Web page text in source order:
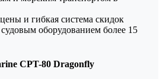
и гибкая система скидок
оборудованием более 15
CPT-80 Dragonfly